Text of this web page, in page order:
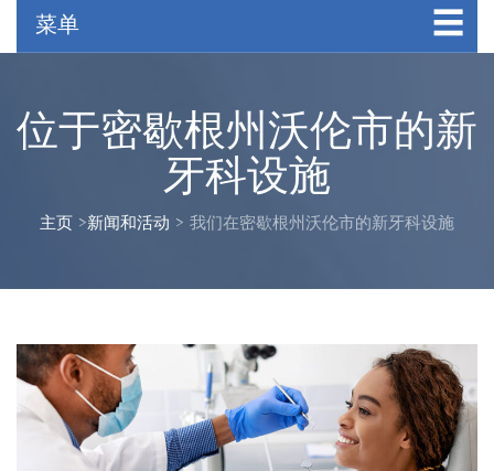
菜单
位于密歇根州沃伦市的新
牙科设施
主页 >新闻和活动 > 我们在密歇根州沃伦市的新牙科设施